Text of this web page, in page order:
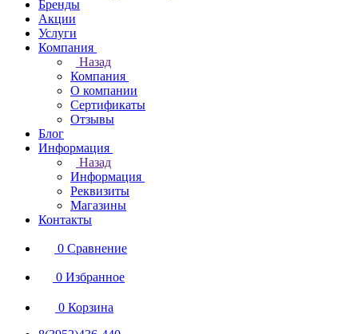
Бренды
Акции
Услуги
Компания
Назад
Компания
О компании
Сертификаты
Отзывы
Блог
Информация
Назад
Информация
Реквизиты
Магазины
Контакты
0 Сравнение
0 Избранное
0 Корзина